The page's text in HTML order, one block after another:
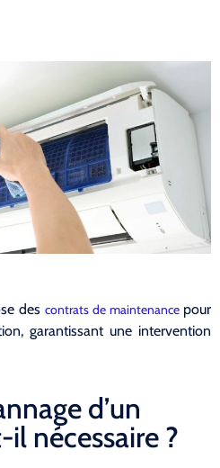
des contrats de maintenance pour
garantissant une intervention
d’un
nécessaire ?